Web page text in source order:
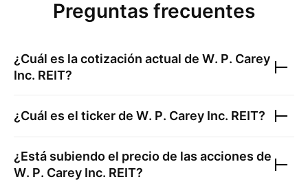
Preguntas frecuentes
¿Cuál es la cotización actual de W. P. Carey
Inc. REIT?
¿Cuál es el ticker de W. P. Carey Inc. REIT?
¿Está subiendo el precio de las acciones de
W. P. Carey Inc. REIT?